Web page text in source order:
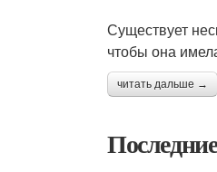
Существует
чтобы она
читать дальше →